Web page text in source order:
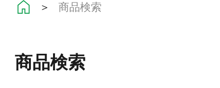
＞ 商品検索
商品検索